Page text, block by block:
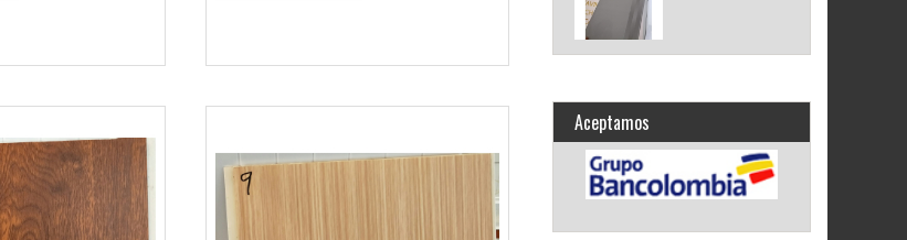
Aceptamos